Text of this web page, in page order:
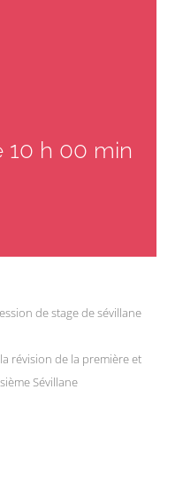
10 h 00 min
de stage de sévillane
révision de la première et
Sévillane